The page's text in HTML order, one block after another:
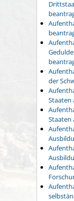
der
Staaten
Staaten